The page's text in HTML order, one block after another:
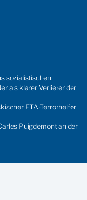
sozialistischen
als klarer Verlierer der
ETA-Terrorhelfer
Puigdemont an der